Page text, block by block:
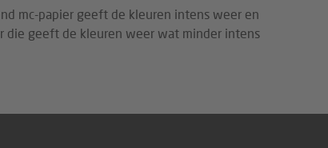
mc-papier geeft de kleuren intens weer en
die geeft de kleuren weer wat minder intens